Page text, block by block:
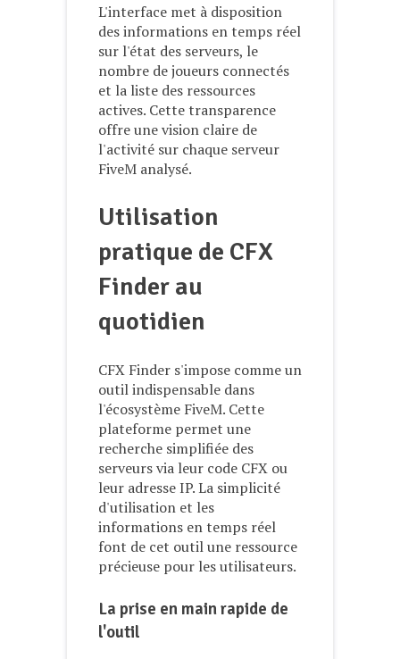
L'interface met à disposition
des informations en temps réel
sur l'état des serveurs, le
nombre de joueurs connectés
et la liste des ressources
actives. Cette transparence
offre une vision claire de
l'activité sur chaque serveur
FiveM analysé.
Utilisation
pratique de CFX
Finder au
quotidien
CFX Finder s'impose comme un
outil indispensable dans
l'écosystème FiveM. Cette
plateforme permet une
recherche simplifiée des
serveurs via leur code CFX ou
leur adresse IP. La simplicité
d'utilisation et les
informations en temps réel
font de cet outil une ressource
précieuse pour les utilisateurs.
La prise en main rapide de
l'outil